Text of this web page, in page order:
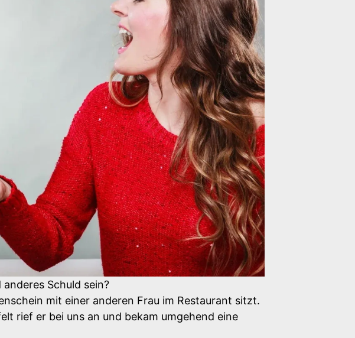
Schuld sein?
mit einer anderen Frau im Restaurant sitzt.
rief er bei uns an und bekam umgehend eine